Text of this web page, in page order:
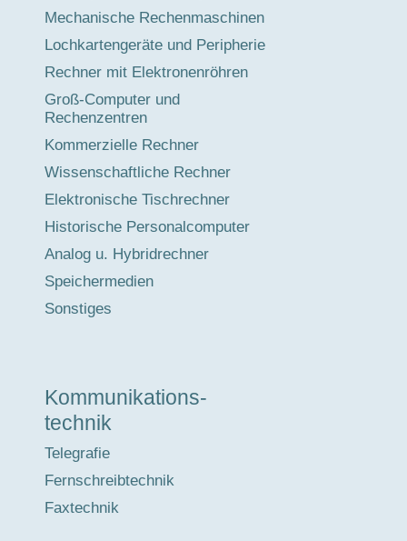
Mechanische Rechenmaschinen
Lochkartengeräte und Peripherie
Rechner mit Elektronenröhren
Groß-Computer und
Rechenzentren
Kommerzielle Rechner
Wissenschaftliche Rechner
Elektronische Tischrechner
Historische Personalcomputer
Analog u. Hybridrechner
Speichermedien
Sonstiges
Kommunikations-
technik
Telegrafie
Fernschreibtechnik
Faxtechnik